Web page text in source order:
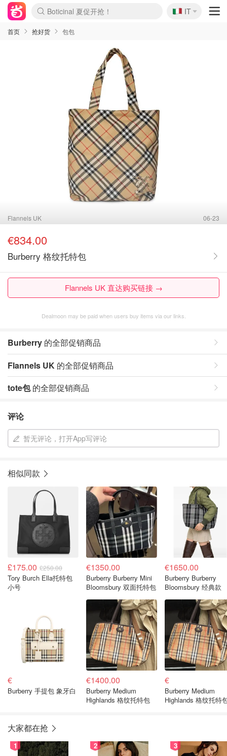
Boticinal 夏促开抢！
4折！lulu周四疯狂上新
速领！Stanley独家85折
Zalando 奥莱闪促！每日更新
🇮🇹
IT
首页 抢好货 包包
Flannels UK 06-23
€834.00
Burberry 格纹托特包
Flannels UK 直达购买链接 →
Dealmoon may be paid when users buy items via our links.
Burberry 的全部促销商品
Flannels UK 的全部促销商品
tote包的全部促销商品
评论
暂无评论，打开App写评论
相似同款
£175.00 £250.00
Tory Burch Ella托特包
小号
€1350.00
Burberry Burberry Mini
Bloomsbury 双面托特包
€1650.00
Burberry Burberry
Bloomsbury 经典款
€
Burberry 手提包 象牙白
€1400.00
Burberry Medium
Highlands 格纹托特包
€
Burberry Medium
Highlands 格纹托特
大家都在抢
1 2 3